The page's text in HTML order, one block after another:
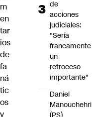
m
en
tar
ios
de
fa
ná
tic
os
y
de
acciones
judiciales:
"Sería
francamente
un
retroceso
importante"
Daniel
Manouchehri
(PS)